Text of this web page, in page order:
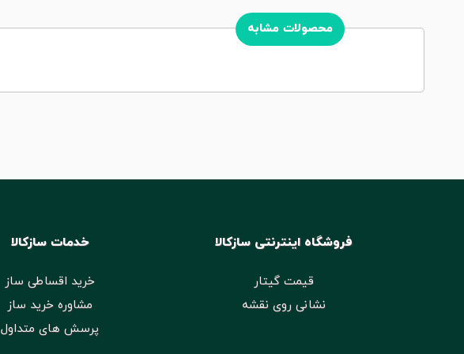
محصولات مشابه
فروشگاه اینترنتی سازکالا
قیمت گیتار
نشانی روی نقشه
خدمات سازکالا
خرید اقساطی ساز
مشاوره خرید ساز
پرسش های متداول